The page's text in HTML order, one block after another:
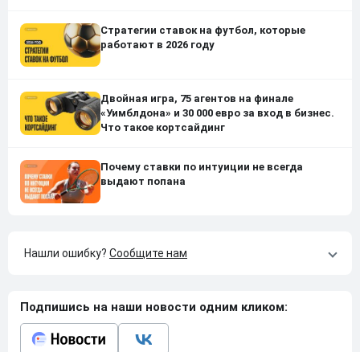
Стратегии ставок на футбол, которые
работают в 2026 году
Двойная игра, 75 агентов на финале
«Уимблдона» и 30 000 евро за вход в бизнес.
Что такое кортсайдинг
Почему ставки по интуиции не всегда
выдают попана
Нашли ошибку? Сообщите нам
Подпишись на наши новости одним кликом: